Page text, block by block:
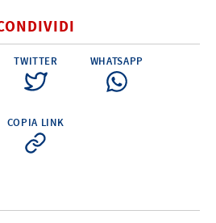
TWITTER WHATSAPP
COPIA LINK